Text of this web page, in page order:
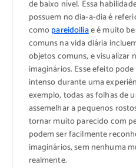
de baixo nível. Essa
possuem no dia-a-dia é
comopareidoiliae é muito
comuns na vida diária
objetos comuns, e visualizar
imaginários. Esse efeito
intenso durante uma
exemplo, todas as folhas de
assemelhar a pequenos
tornar muito parecido com
podem ser facilmente
imaginários, sem nenhuma
realmente.